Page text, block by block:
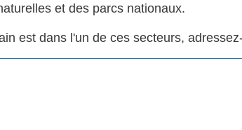
et des parcs nationaux.
est dans l'un de ces secteurs,